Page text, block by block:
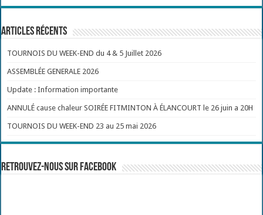
Articles récents
TOURNOIS DU WEEK-END du 4 & 5 Juillet 2026
ASSEMBLÉE GENERALE 2026
Update : Information importante
ANNULÉ cause chaleur SOIRÉE FITMINTON À ÉLANCOURT le 26 juin a 20H
TOURNOIS DU WEEK-END 23 au 25 mai 2026
Retrouvez-nous sur Facebook